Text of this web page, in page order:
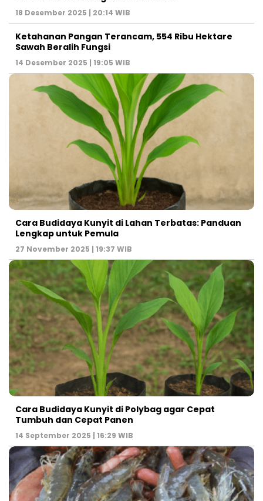
18 Desember 2025 | 20:14 WIB
Ketahanan Pangan Terancam, 554 Ribu Hektare
Sawah Beralih Fungsi
14 Desember 2025 | 19:05 WIB
Cara Budidaya Kunyit di Lahan Terbatas: Panduan
Lengkap untuk Pemula
27 November 2025 | 19:37 WIB
Cara Budidaya Kunyit di Polybag agar Cepat
Tumbuh dan Cepat Panen
14 September 2025 | 16:29 WIB